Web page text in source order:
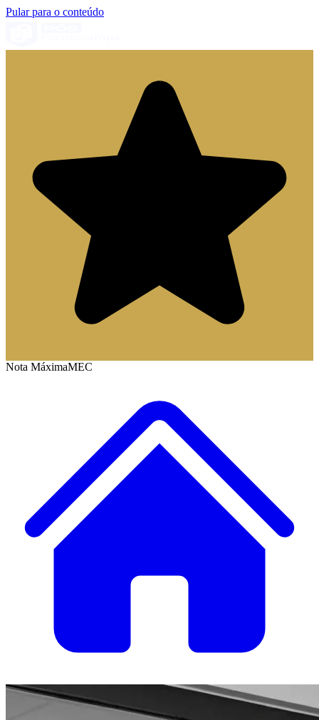
Pular para o conteúdo
Nota MáximaMEC